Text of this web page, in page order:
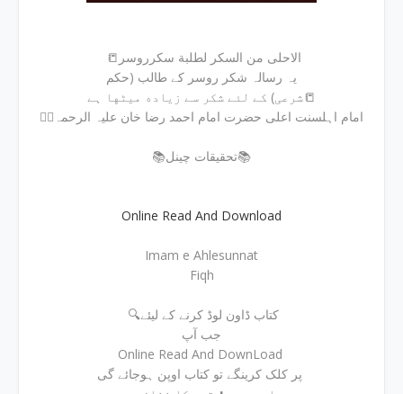
📒الاحلی من السکر لطلبة سکرروسر
یہ رسالہ شکر روسر کے طالب (حکم
شرعی) کے لئے شکر سے زیاده میٹها ہے📒
✍🏻امام اہلسنت اعلی حضرت امام احمد رضا خان علیہ الرحمہ
📚تحقیقات چینل📚
Online Read And Download
Imam e Ahlesunnat
Fiqh
🔍کتاب ڈاون لوڈ کرنے کے لیئے
جب آپ
Online Read And DownLoad